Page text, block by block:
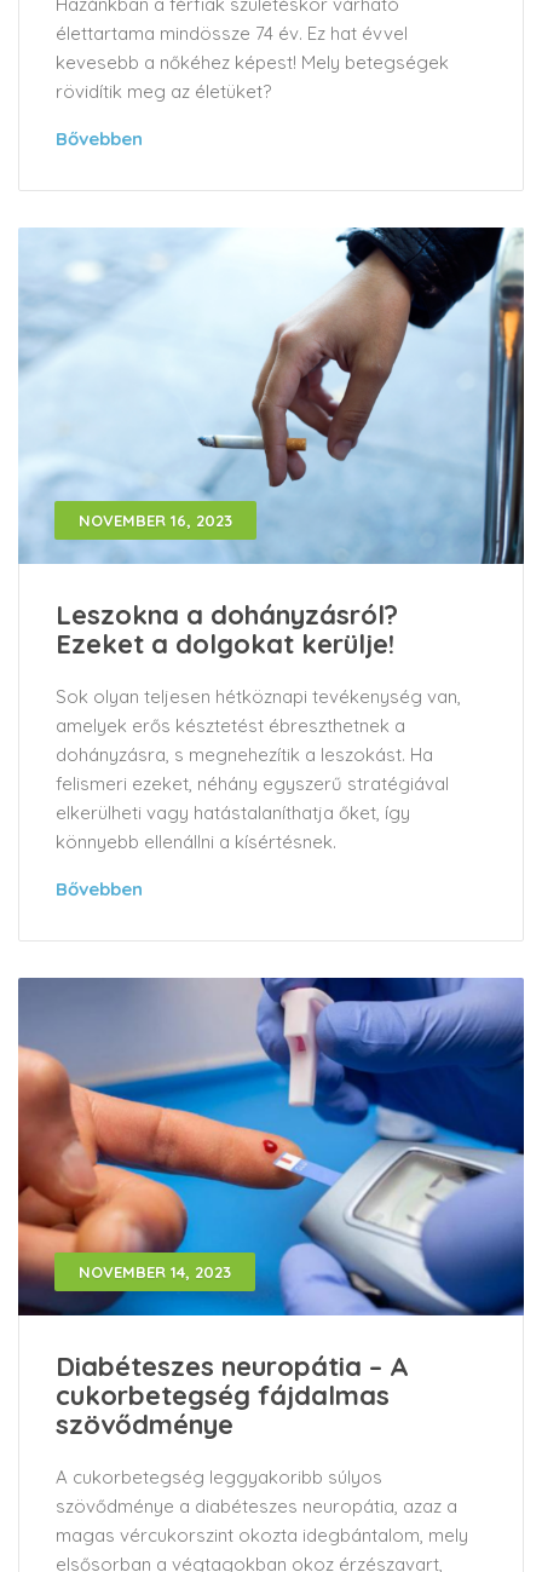
élettartama mindössze 74 év. Ez hat évvel
kevesebb a nőkéhez képest! Mely betegségek
rövidítik meg az életüket?
Bővebben
NOVEMBER 16, 2023
Leszokna a dohányzásról?
Ezeket a dolgokat kerülje!
Sok olyan teljesen hétköznapi tevékenység van,
amelyek erős késztetést ébreszthetnek a
dohányzásra, s megnehezítik a leszokást. Ha
felismeri ezeket, néhány egyszerű stratégiával
elkerülheti vagy hatástalaníthatja őket, így
könnyebb ellenállni a kísértésnek.
Bővebben
NOVEMBER 14, 2023
Diabéteszes neuropátia – A
cukorbetegség fájdalmas
szövődménye
A cukorbetegség leggyakoribb súlyos
szövődménye a diabéteszes neuropátia, azaz a
magas vércukorszint okozta idegbántalom, mely
elsősorban a végtagokban okoz érzészavart,